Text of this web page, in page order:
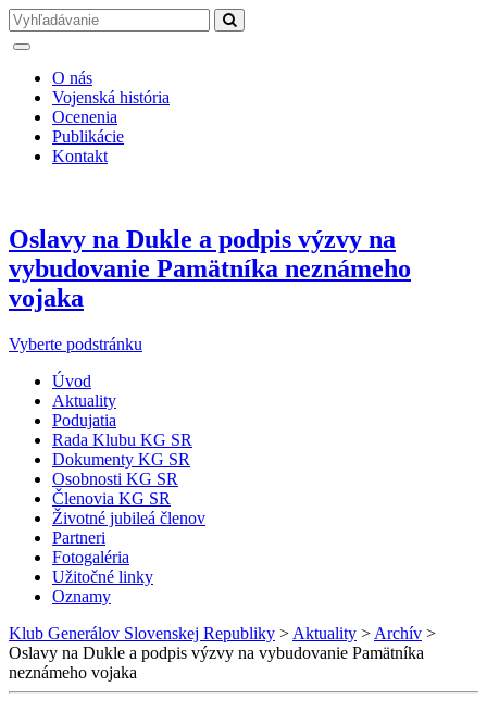
O nás
Vojenská história
Ocenenia
Publikácie
Kontakt
Oslavy na Dukle a podpis výzvy na
vybudovanie Pamätníka neznámeho
vojaka
Vyberte podstránku
Úvod
Aktuality
Podujatia
Rada Klubu KG SR
Dokumenty KG SR
Osobnosti KG SR
Členovia KG SR
Životné jubileá členov
Partneri
Fotogaléria
Užitočné linky
Oznamy
Klub Generálov Slovenskej Republiky > Aktuality > Archív >
Oslavy na Dukle a podpis výzvy na vybudovanie Pamätníka
neznámeho vojaka